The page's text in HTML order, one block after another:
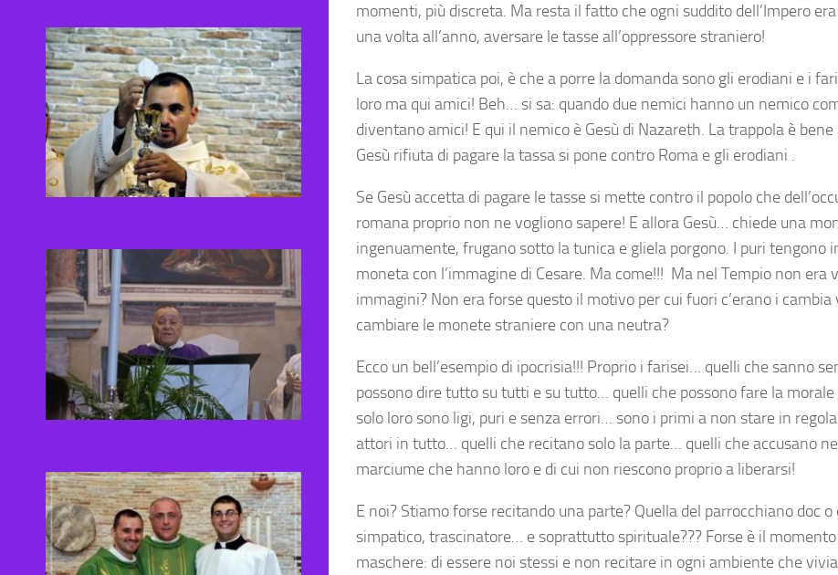
momenti, più discreta. Ma resta il fatto che ogni suddito dell’Impero
una volta all’anno, aversare le tasse all’oppressore straniero!
La cosa simpatica poi, è che a porre la domanda sono gli erodiani e i
loro ma qui amici! Beh… si sa: quando due nemici hanno un nemico
diventano amici! E qui il nemico è Gesù di Nazareth. La trappola è
Gesù rifiuta di pagare la tassa si pone contro Roma e gli erodiani .
Se Gesù accetta di pagare le tasse si mette contro il popolo che
romana proprio non ne vogliono sapere! E allora Gesù… chiede una
ingenuamente, frugano sotto la tunica e gliela porgono. I puri tengono
moneta con l’immagine di Cesare. Ma come!!! Ma nel Tempio non era
immagini? Non era forse questo il motivo per cui fuori c’erano i cambia
cambiare le monete straniere con una neutra?
Ecco un bell’esempio di ipocrisia!!! Proprio i farisei… quelli che sanno
possono dire tutto su tutti e su tutto… quelli che possono fare la
solo loro sono ligi, puri e senza errori… sono i primi a non stare in
attori in tutto… quelli che recitano solo la parte… quelli che accusano
marciume che hanno loro e di cui non riescono proprio a liberarsi!
E noi? Stiamo forse recitando una parte? Quella del parrocchiano doc o
simpatico, trascinatore… e soprattutto spirituale??? Forse è il
maschere: di essere noi stessi e non recitare in ogni ambiente che